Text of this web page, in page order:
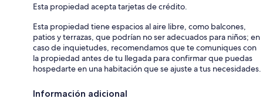
Esta propiedad acepta tarjetas de crédito.
Esta propiedad tiene espacios al aire libre, como balcones,
patios y terrazas, que podrían no ser adecuados para niños; en
caso de inquietudes, recomendamos que te comuniques con
la propiedad antes de tu llegada para confirmar que puedas
hospedarte en una habitación que se ajuste a tus necesidades.
Información adicional